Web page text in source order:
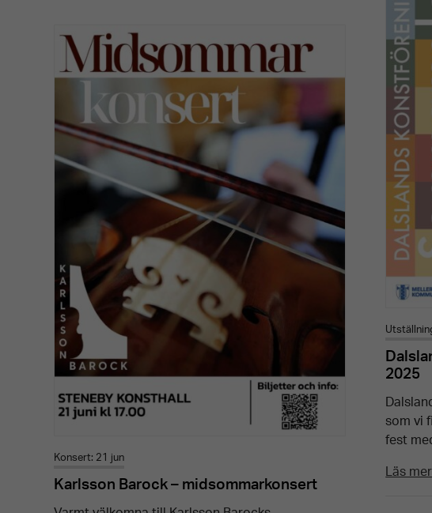
2025
som vi
fest
Läs
Konsert: 21 jun
Karlsson Barock – midsommarkonsert